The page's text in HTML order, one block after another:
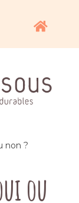
non ?
ou